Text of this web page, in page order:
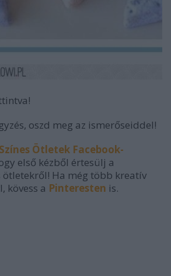
oszd meg az ismerőseiddel!
Színes Ötletek Facebook-
első kézből értesülj a
ötletekről! Ha még több kreatív
kövess a Pinteresten is.